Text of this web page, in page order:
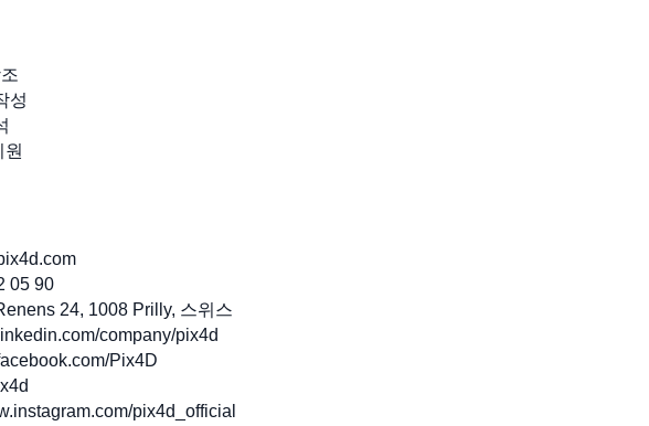
성
05 90
24, 1008 Prilly, 스위스
company/pix4d
Pix4D
pix4d_official